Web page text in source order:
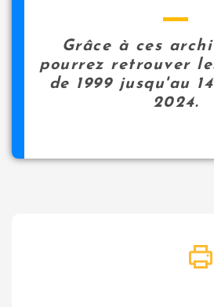
Grâce à ces
pourrez retrouver
de 1999 jusqu'au
2024.